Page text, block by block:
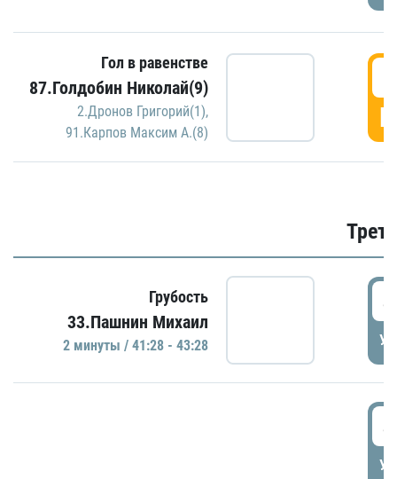
Гол в равенстве
87.Голдобин Николай(9)
2.Дронов Григорий(1),
91.Карпов Максим А.(8)
Грубость
33.Пашнин Михаил
2 минуты / 41:28 - 43:28